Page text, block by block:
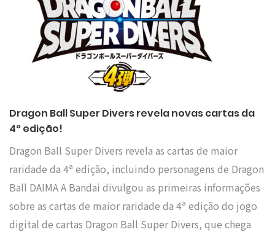
Dragon Ball Super Divers revela novas cartas da
4ª edição!
Dragon Ball Super Divers revela as cartas de maior
raridade da 4ª edição, incluindo personagens de Dragon
Ball DAIMA A Bandai divulgou as primeiras informações
sobre as cartas de maior raridade da 4ª edição do jogo
digital de cartas Dragon Ball Super Divers, que chega